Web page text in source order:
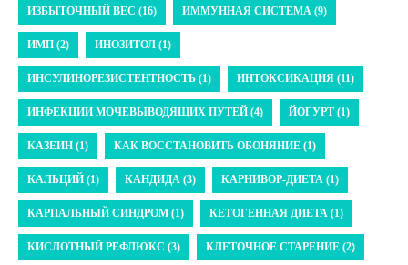
ИЗБЫТОЧНЫЙ ВЕС (16) ИММУННАЯ СИСТЕМА (9)
ИМП (2) ИНОЗИТОЛ (1)
ИНСУЛИНОРЕЗИСТЕНТНОСТЬ (1) ИНТОКСИКАЦИЯ (11)
ИНФЕКЦИИ МОЧЕВЫВОДЯЩИХ ПУТЕЙ (4) ЙОГУРТ (1)
КАЗЕИН (1) КАК ВОССТАНОВИТЬ ОБОНЯНИЕ (1)
КАЛЬЦИЙ (1) КАНДИДА (3) КАРНИВОР-ДИЕТА (1)
КАРПАЛЬНЫЙ СИНДРОМ (1) КЕТОГЕННАЯ ДИЕТА (1)
КИСЛОТНЫЙ РЕФЛЮКС (3) КЛЕТОЧНОЕ СТАРЕНИЕ (2)